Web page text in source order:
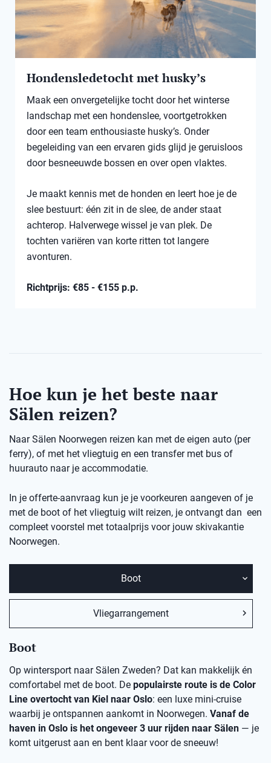
Hondensledetocht met husky’s
Maak een onvergetelijke tocht door het winterse
landschap met een hondenslee, voortgetrokken
door een team enthousiaste husky’s. Onder
begeleiding van een ervaren gids glijd je geruisloos
door besneeuwde bossen en over open vlaktes.
Je maakt kennis met de honden en leert hoe je de
slee bestuurt: één zit in de slee, de ander staat
achterop. Halverwege wissel je van plek. De
tochten variëren van korte ritten tot langere
avonturen.
Richtprijs: €85 - €155 p.p.
Hoe kun je het beste naar
Sälen reizen?
Naar Sälen Noorwegen reizen kan met de eigen auto (per
ferry), of met het vliegtuig en een transfer met bus of
huurauto naar je accommodatie.
In je offerte-aanvraag kun je je voorkeuren aangeven of je
met de boot of het vliegtuig wilt reizen, je ontvangt dan een
compleet voorstel met totaalprijs voor jouw skivakantie
Noorwegen.
Boot
Vliegarrangement
Boot
Op wintersport naar Sälen Zweden? Dat kan makkelijk én
comfortabel met de boot. De populairste route is de Color
Line overtocht van Kiel naar Oslo: een luxe mini-cruise
waarbij je ontspannen aankomt in Noorwegen. Vanaf de
haven in Oslo is het ongeveer 3 uur rijden naar Sälen — je
komt uitgerust aan en bent klaar voor de sneeuw!